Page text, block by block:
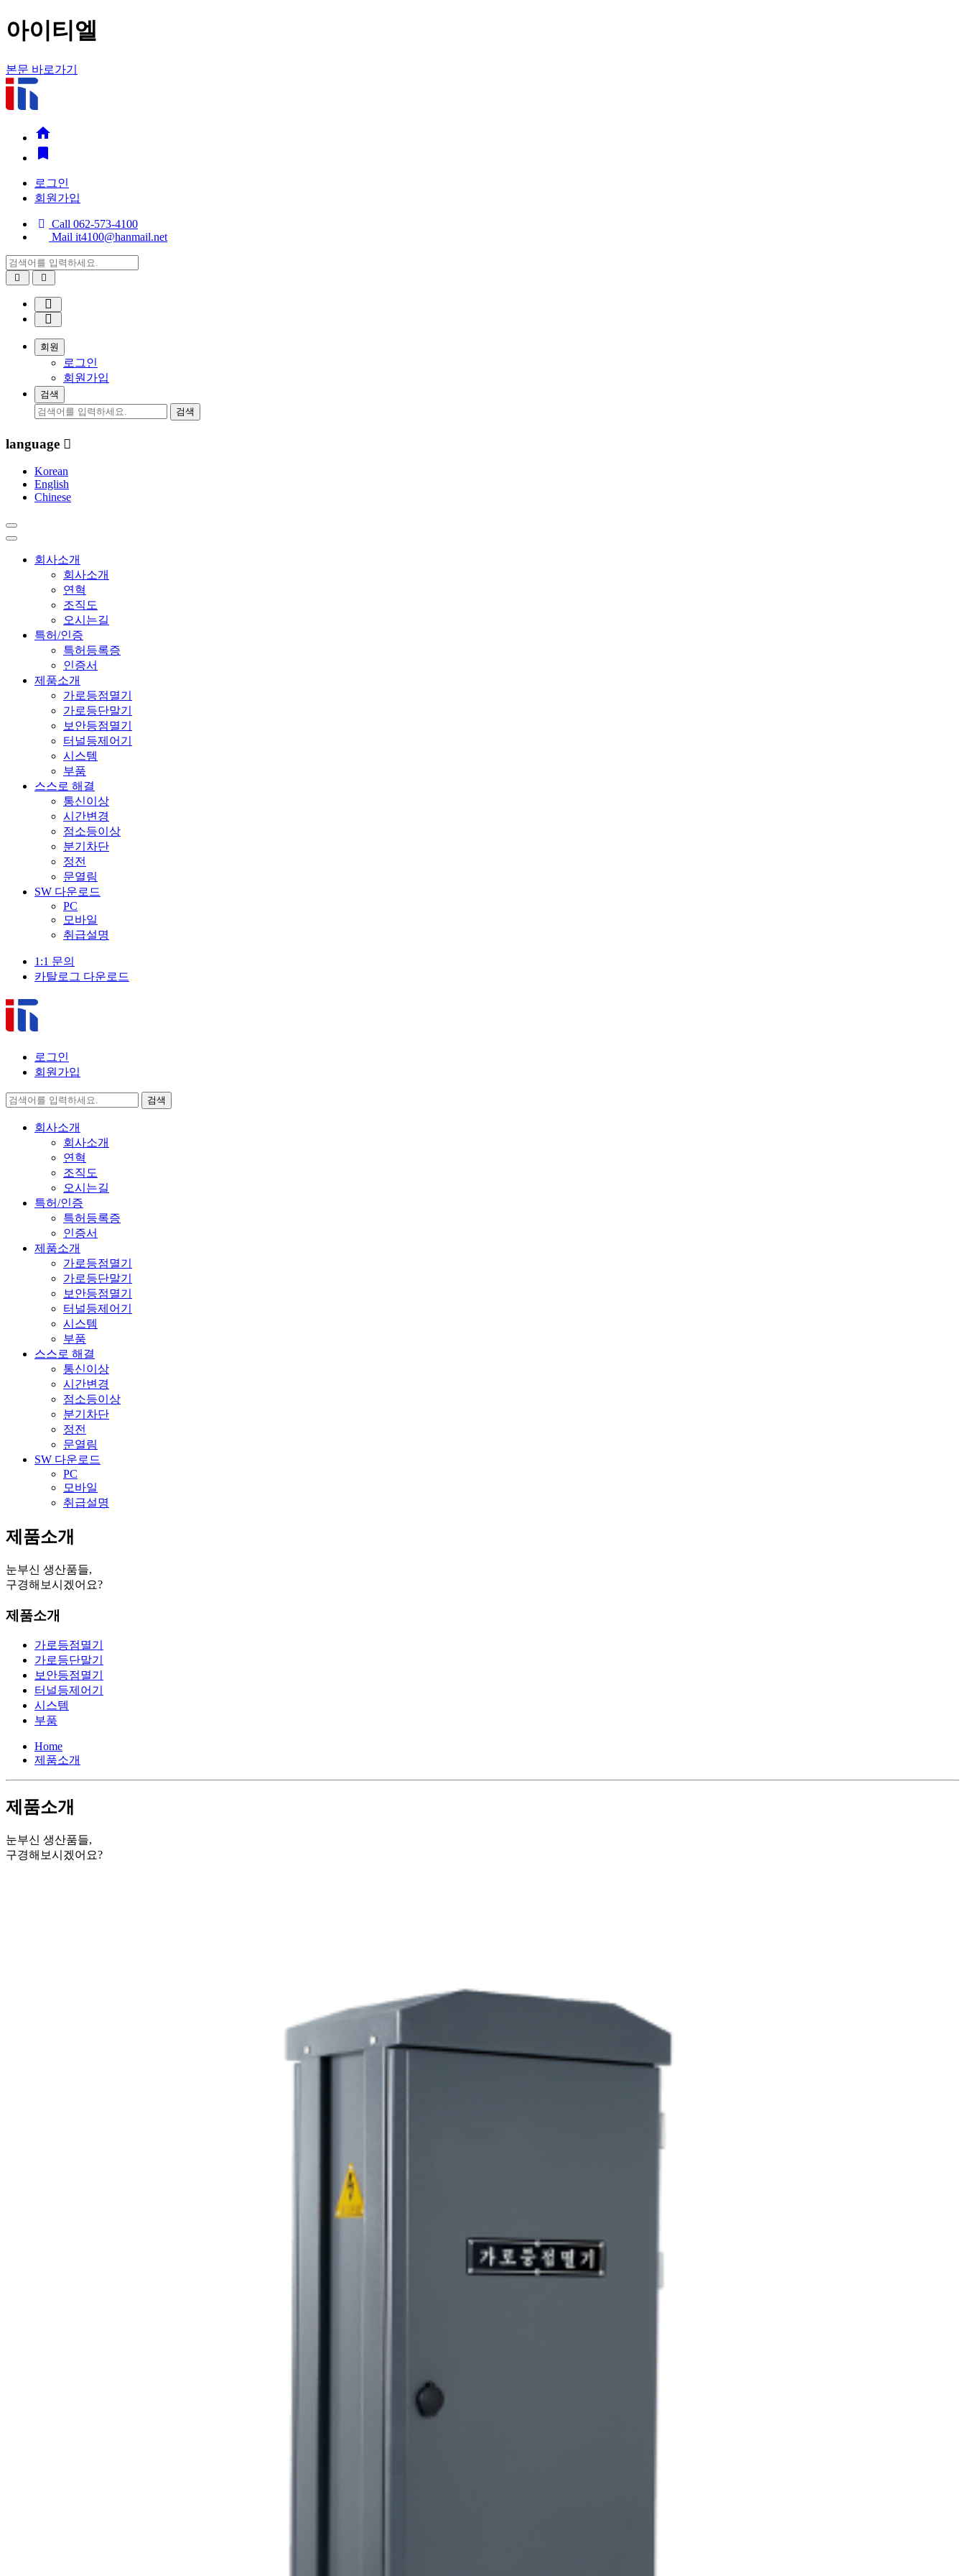
아이티엘
본문 바로가기


로그인
회원가입
Call 062-573-4100
Mail it4100@hanmail.net
검
색
검
색
열
기
검
색
열
기
사
이
트
맵
열
기
회원
로그인
회원가입
검색
검색
language
Korean
English
Chinese
사
이
Toggle
navigation
Menu회사소개
회사소개
연혁
조직도
오시는길
특허/인증
특허등록증
인증서
제품소개
가로등점멸기
가로등단말기
보안등점멸기
터널등제어기
시스템
부품
스스로 해결
통신이상
시간변경
점소등이상
분기차단
정전
문열림
SW 다운로드
PC
모바일
취급설명
1:1 문의
카탈로그 다운로드
로그인
회원가입
검색
회사소개
회사소개
연혁
조직도
오시는길
특허/인증
특허등록증
인증서
제품소개
가로등점멸기
가로등단말기
보안등점멸기
터널등제어기
시스템
부품
스스로 해결
통신이상
시간변경
점소등이상
분기차단
정전
문열림
SW 다운로드
PC
모바일
취급설명
제품소개
눈부신 생산품들,
구경해보시겠어요?
제품소개
가로등점멸기
가로등단말기
보안등점멸기
터널등제어기
시스템
부품
Home
제품소개
제품소개
눈부신 생산품들,
구경해보시겠어요?